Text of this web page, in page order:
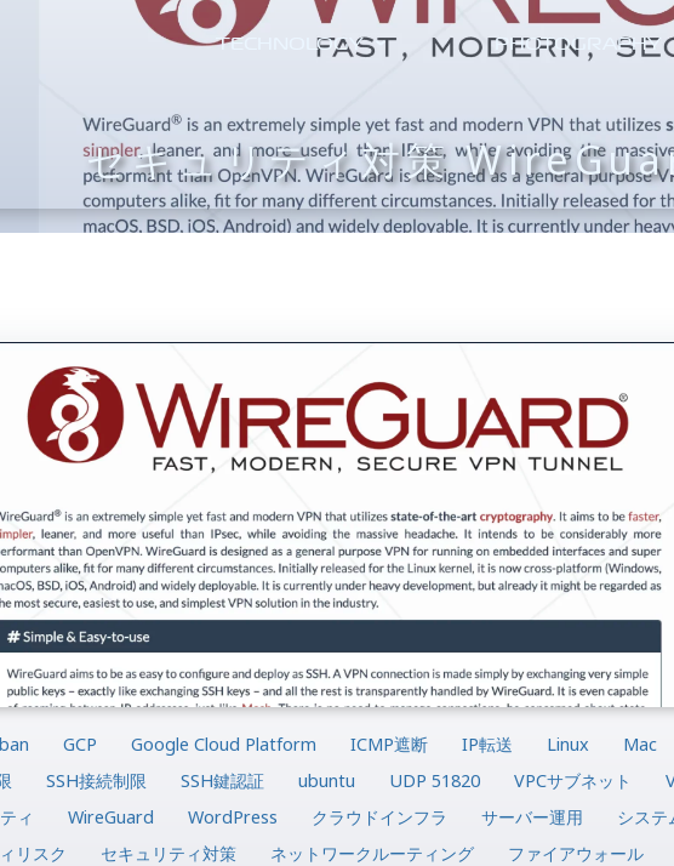
TECHNOLOGY PHOTOGRAPHY
セキュリティ対策
GCP Google Cloud Platform ICMP遮断 IP転送 Linux
Mac
SSH接続制限 SSH鍵認証 ubuntu UDP 51820 VPCサブネット
ィ WireGuard WordPress クラウドインフラ サーバー運用
システ
リスク セキュリティ対策 ネットワークルーティング
ファイアウォール